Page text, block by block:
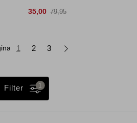
35,00 79,95
1 2 3
1
Filter